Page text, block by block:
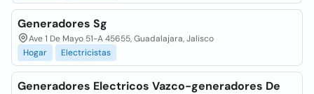
Generadores Sg
Ave 1 De Mayo 51-A 45655, Guadalajara, Jalisco
Hogar
Electricistas
Generadores Electricos Vazco-generadores De